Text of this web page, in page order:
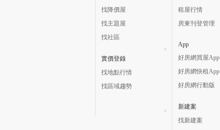
找降價屋
找主題屋
找社區
實價登錄
找地點行情
找區域趨勢
租屋行情
房東刊登管理
App
好房網買屋App
好房網快租App
好房網行動版
新建案
找新建案